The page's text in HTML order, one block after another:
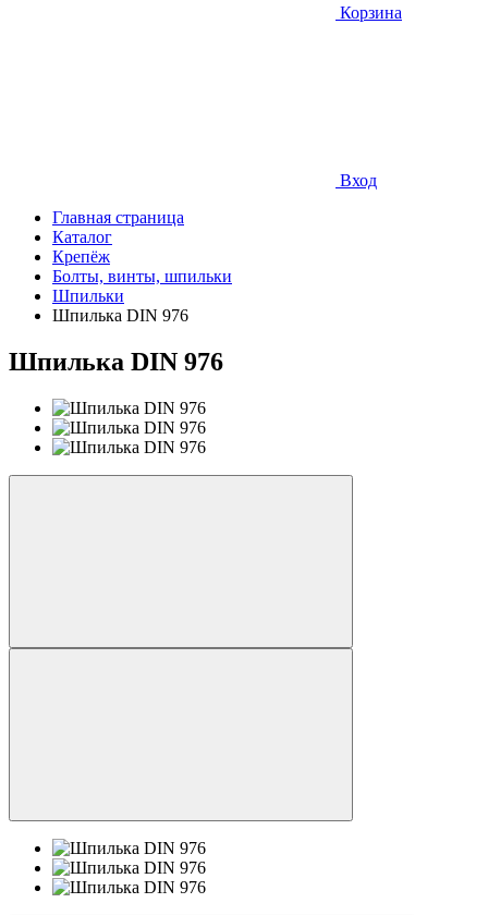
Корзина
Вход
Главная страница
Каталог
Крепёж
Болты, винты, шпильки
Шпильки
Шпилька DIN 976
Шпилька DIN 976